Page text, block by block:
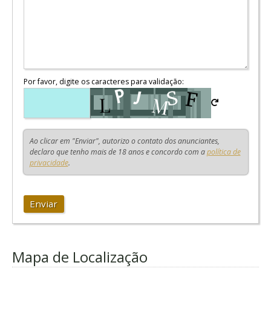
Por favor, digite os caracteres para validação:
Ao clicar em "Enviar", autorizo o contato dos anunciantes,
declaro que tenho mais de 18 anos e concordo com apolítica de
privacidade.
Enviar
Mapa de Localização